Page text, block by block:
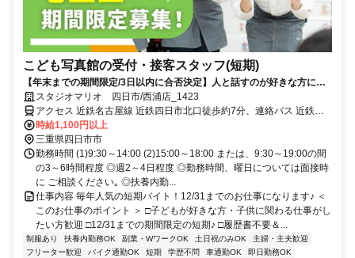
こども写真館の受付・接客スタッフ(短期)
【年末までの期間限定/3日以内に合否決定】人と話すのが好きな方にピ
ッタリ！扶養内も◎髪色・ネイル色自由♪
スタジオマリオ 四日市/西浦店_1423
アクセス 近鉄名古屋線 近鉄四日市北口徒歩約7分、連絡バス 近鉄四
日市北口徒歩約7分、近鉄湯の山線 近鉄四日市北口徒歩約7分 近鉄線
「四日市駅」徒歩8分
時給1,100円以上
三重県四日市市
勤務時間 (1)9:30～14:00 (2)15:00～18:00 または、9:30～19:00の間
の3～6時間程度 ◎週2～4日程度 ◎勤務時間、曜日については面接時
に ご相談ください｡ ◎扶養内勤...
仕事内容 毎年人気の短期バイト！12/31までのお仕事になります♪ ＜
このお仕事のポイント ＞ □子どもが好きな方・子供に関わる仕事がし
たい方歓迎 □12/31までの期間限定の短期♪ □履歴書不要＆...
制服あり 扶養内勤務OK 副業・WワークOK 土日祝のみOK
主婦・主夫歓迎
フリーター歓迎
バイク通勤OK 短期 学歴不問 車通勤OK
即日勤務OK